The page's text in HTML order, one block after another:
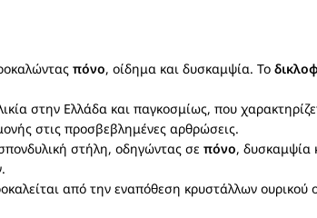
πόνο, οίδημα και δυσκαμψία. Το
στην Ελλάδα και παγκοσμίως, που
στις προσβεβλημένες αρθρώσεις.
στήλη, οδηγώντας σε πόνο, δυσκαμψία
από την εναπόθεση κρυστάλλων ουρικού